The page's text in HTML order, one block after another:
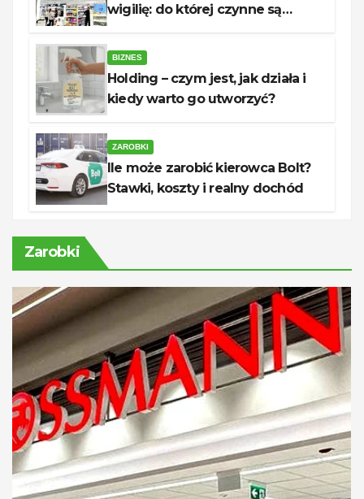
wigilię: do której czynne są
BIZNES
Holding – czym jest, jak działa i
kiedy warto go utworzyć?
ZAROBKI
Ile może zarobić kierowca Bolt?
Stawki, koszty i realny dochód
Zarobki